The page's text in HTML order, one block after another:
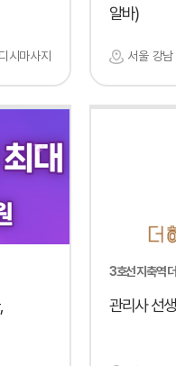
시마사지
알바)
서울 강남
3호선 지축역
관리사 선